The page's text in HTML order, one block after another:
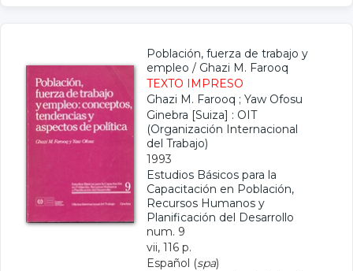
Población, fuerza de trabajo y
empleo / Ghazi M. Farooq
TEXTO IMPRESO
Ghazi M. Farooq ; Yaw Ofosu
Ginebra [Suiza] : OIT
(Organización Internacional
del Trabajo)
1993
Estudios Básicos para la
Capacitación en Población,
Recursos Humanos y
Planificación del Desarrollo
num. 9
vii, 116 p.
Español (spa)